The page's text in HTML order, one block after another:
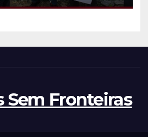
Sem Fronteiras